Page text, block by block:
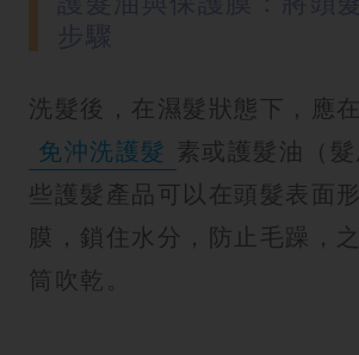
洗髮後，在濕髮狀態下，應
免沖洗護髮 素或護髮油（
些護髮產品可以在頭髮表面
膜，鎖住水分，防止毛躁，
筒吹乾。